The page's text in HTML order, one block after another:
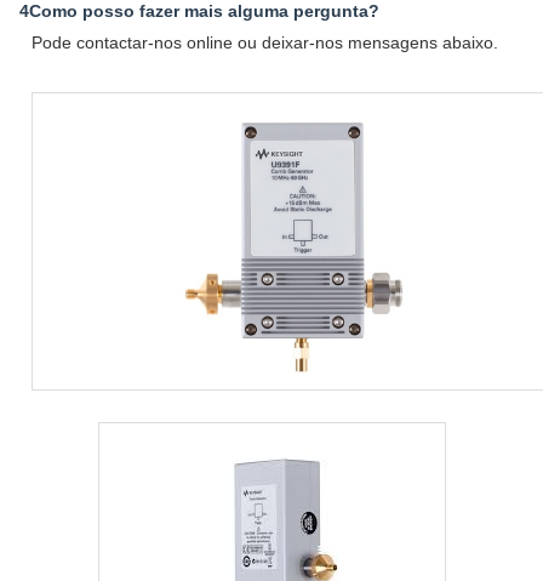
4Como posso fazer mais alguma pergunta?
Pode contactar-nos online ou deixar-nos mensagens abaixo.